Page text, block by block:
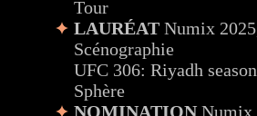
Tour
LAURÉATNumix
Scénographie
UFC 306: Riyadh
Sphère
NOMINATIONNumix